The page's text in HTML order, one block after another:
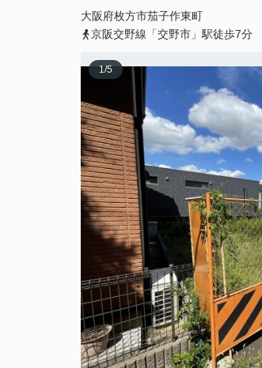
大阪府枚方市茄子作東町
京阪交野線「交野市」駅徒歩7分
1/5